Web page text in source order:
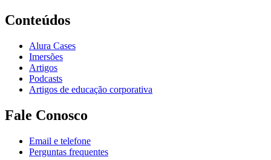
Conteúdos
Alura Cases
Imersões
Artigos
Podcasts
Artigos de educação corporativa
Fale Conosco
Email e telefone
Perguntas frequentes